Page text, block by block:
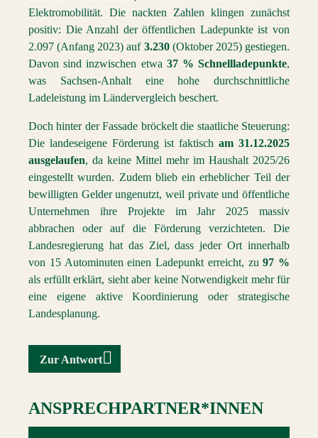
Elektromobilität. Die nackten Zahlen klingen zunächst
positiv: Die Anzahl der öffentlichen Ladepunkte ist von
2.097 (Anfang 2023) auf 3.230(Oktober 2025) gestiegen.
Davon sind inzwischen etwa 37 % Schnellladepunkte,
was Sachsen-Anhalt eine hohe durchschnittliche
Ladeleistung im Ländervergleich beschert.
Doch hinter der Fassade bröckelt die staatliche Steuerung:
Die landeseigene Förderung ist faktisch am 31.12.2025
ausgelaufen, da keine Mittel mehr im Haushalt 2025/26
eingestellt wurden. Zudem blieb ein erheblicher Teil der
bewilligten Gelder ungenutzt, weil private und öffentliche
Unternehmen ihre Projekte im Jahr 2025 massiv
abbrachen oder auf die Förderung verzichteten. Die
Landesregierung hat das Ziel, dass jeder Ort innerhalb
von 15 Autominuten einen Ladepunkt erreicht, zu97 %
als erfüllt erklärt, sieht aber keine Notwendigkeit mehr für
eine eigene aktive Koordinierung oder strategische
Landesplanung.
Zur Antwort
ANSPRECHPARTNER*INNEN